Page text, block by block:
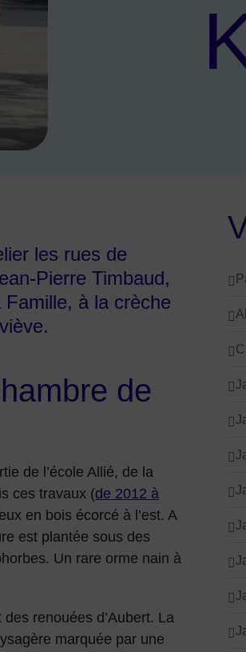
les rues de
Pierre Timbaud,
à la crèche
de
de l’école Allié, de la
ces travaux (de 2012 à
en bois écorcé à l’est. A
est plantée sous des
Un rare orme nain à
renouées d’Aubert. La
marquée par une